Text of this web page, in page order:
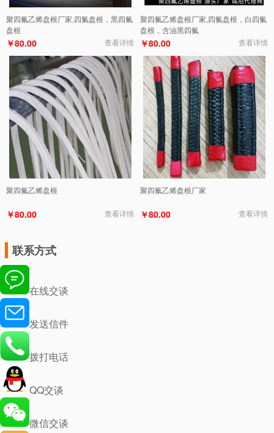
聚四氟乙烯盘根厂家,四氟盘根，黑四氟
盘根
￥80.00 查看详情
聚四氟乙烯盘根厂家,四氟盘根，白四氟
盘根，含油黑四氟
￥80.00 查看详情
聚四氟乙烯盘根
￥80.00 查看详情
聚四氟乙烯盘根厂家
￥80.00 查看详情
联系方式
在线交谈
发送信件
拨打电话
QQ交谈
微信交谈